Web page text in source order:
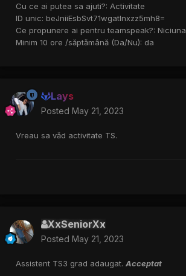
Cu ce ai putea sa ajuti?: Activitate
ID unic: beJniiEsbSvt71wgatlnxzz5mh8=
Ce propunere ai pentru teamspeak?: Niciuna
Minim 10 ore /săptămână (Da/Nu): da
Lays
Posted May 21, 2023
Vreau sa văd activitate TS.
XxSeniorXx
Posted May 21, 2023
Assistent TS3 grad adaugat. Acceptat